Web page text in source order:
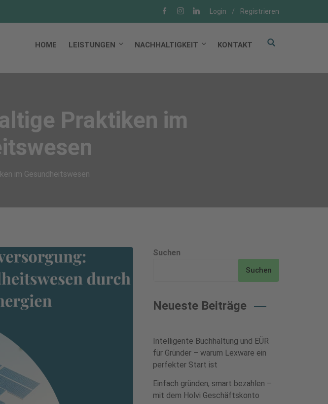
Login / Registrieren
HOME LEISTUNGEN NACHHALTIGKEIT KONTAKT
Praktiken im
im Gesundheitswesen
Suchen
Suchen
Neueste Beiträge
Intelligente Buchhaltung und EÜR
für Gründer – warum Lexware ein
perfekter Start ist
Einfach gründen, smart bezahlen –
mit dem Holvi Geschäftskonto